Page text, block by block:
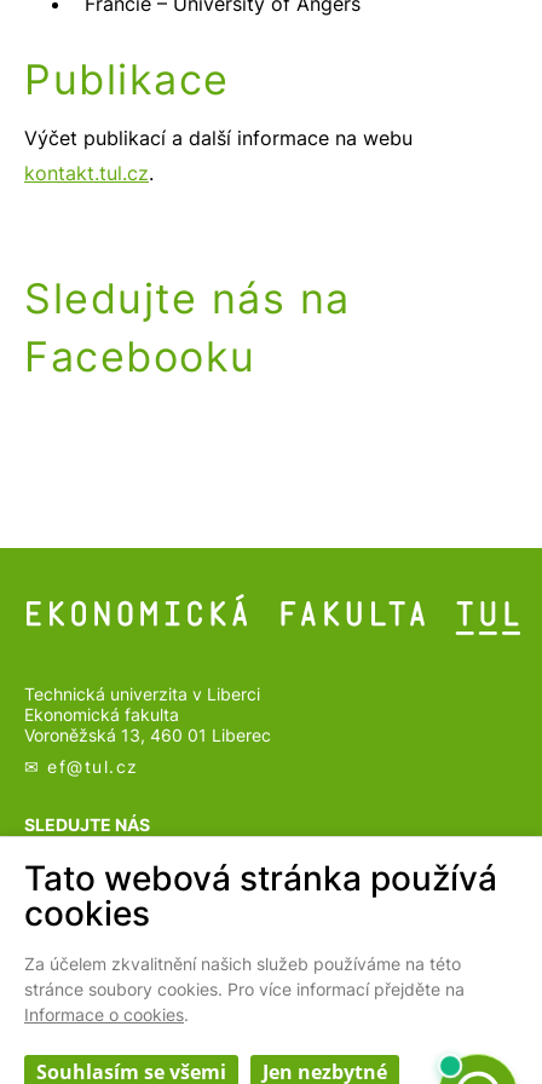
Publikace
Výčet publikací a další informace na webu
kontakt.tul.cz.
Sledujte nás na
Facebooku
Technická univerzita v Liberci
Ekonomická fakulta
Voroněžská 13, 460 01 Liberec
✉ ef@tul.cz
SLEDUJTE NÁS
EN
Cookies settings Webarchiv
Tato webová stránka používá
cookies
Za účelem zkvalitnění našich služeb používáme na této
stránce soubory cookies. Pro více informací přejděte na
Informace o cookies.
Souhlasím se všemi Jen nezbytné